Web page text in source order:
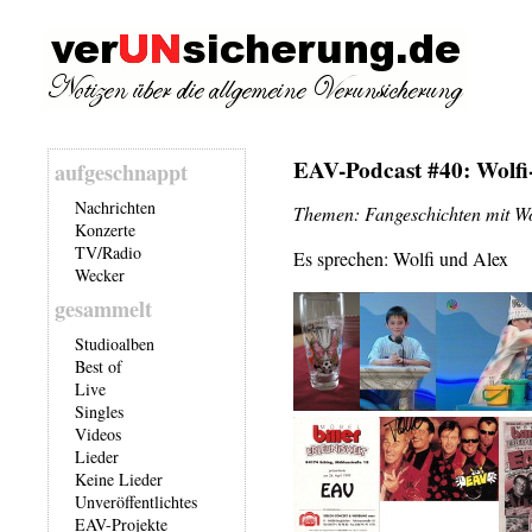
aufgeschnappt
Nachrichten
Konzerte
TV/Radio
Wecker
gesammelt
Studioalben
Best of
Live
Singles
Videos
Lieder
Keine Lieder
Unveröffentlichtes
EAV-Projekte
EAV-Podcast #40:
Themen: Fangeschichten mit
Es sprechen: Wolfi und Alex